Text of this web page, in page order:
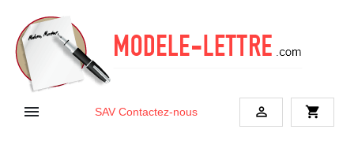
 SAV Contactez-nous  shopping_cart